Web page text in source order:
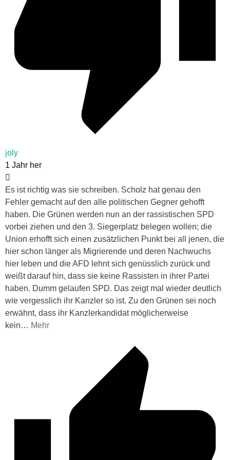
joly
1 Jahr her
Es ist richtig was sie schreiben. Scholz hat genau den
Fehler gemacht auf den alle politischen Gegner gehofft
haben. Die Grünen werden nun an der rassistischen SPD
vorbei ziehen und den 3. Siegerplatz belegen wollen; die
Union erhofft sich einen zusätzlichen Punkt bei all jenen, die
hier schon länger als Migrierende und deren Nachwuchs
hier leben und die AFD lehnt sich genüsslich zurück und
weißt darauf hin, dass sie keine Rassisten in ihrer Partei
haben. Dumm gelaufen SPD. Das zeigt mal wieder deutlich
wie vergesslich ihr Kanzler so ist. Zu den Grünen sei noch
erwähnt, dass ihr Kanzlerkandidat möglicherweise
kein… Mehr